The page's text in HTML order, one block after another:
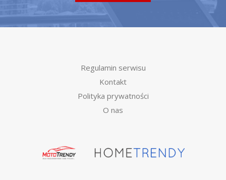
Regulamin serwisu
Kontakt
Polityka prywatności
O nas